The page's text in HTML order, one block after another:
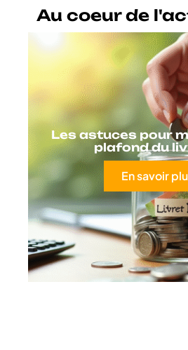
Au coeur de
Les astuces pour
plafond du
En savoir